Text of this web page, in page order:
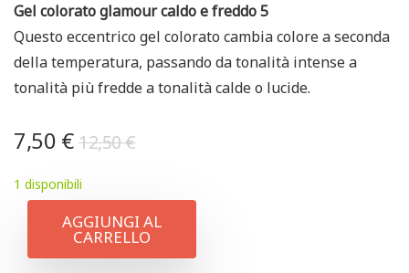
Gel colorato glamour caldo e freddo 5
Questo eccentrico gel colorato cambia colore a seconda
della temperatura, passando da tonalità intense a
tonalità più fredde a tonalità calde o lucide.
12,50€
7,50 €
1 disponibili
AGGIUNGI AL
CARRELLO